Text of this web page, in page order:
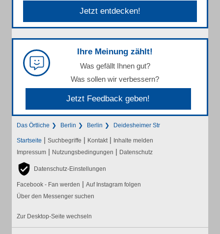
Jetzt entdecken!
Ihre Meinung zählt!
Was gefällt Ihnen gut?
Was sollen wir verbessern?
Jetzt Feedback geben!
Das Örtliche Berlin Berlin Deidesheimer Str
Startseite | Suchbegriffe | Kontakt | Inhalte melden
Impressum | Nutzungsbedingungen | Datenschutz
Datenschutz-Einstellungen
Facebook - Fan werden | Auf Instagram folgen
Über den Messenger suchen
Zur Desktop-Seite wechseln